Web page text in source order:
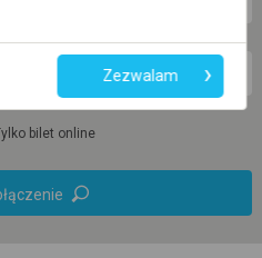
bilet online
Zezwalam